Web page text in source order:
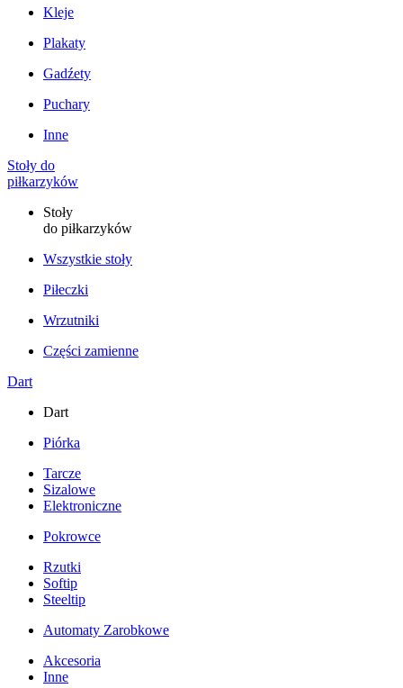
Kleje
Plakaty
Gadźety
Puchary
Inne
Stoły do
piłkarzyków
Stoły
do piłkarzyków
Wszystkie stoły
Piłeczki
Wrzutniki
Części zamienne
Dart
Dart
Piórka
Tarcze
Sizalowe
Elektroniczne
Pokrowce
Rzutki
Softip
Steeltip
Automaty Zarobkowe
Akcesoria
Inne